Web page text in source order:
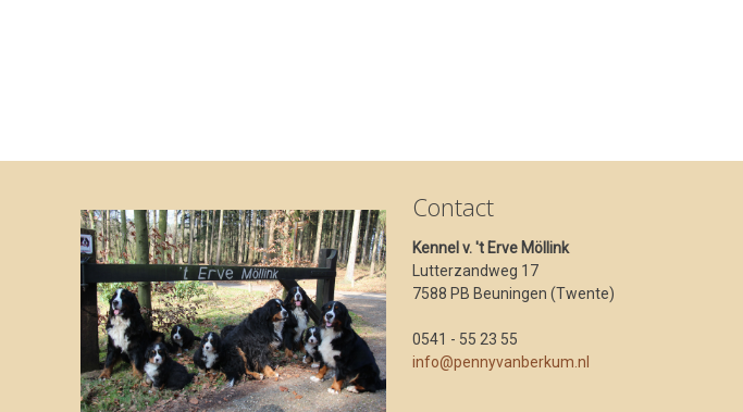
Contact
Kennel v. 't Erve Möllink
Lutterzandweg 17
7588 PB Beuningen (Twente)
0541 - 55 23 55
info@pennyvanberkum.nl